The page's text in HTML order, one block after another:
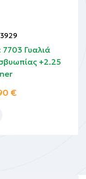
7703 Γυαλιά
+2.25
€